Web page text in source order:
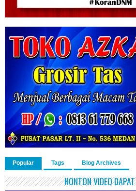
Popular Tags Blog Archives
NONTON VIDEO